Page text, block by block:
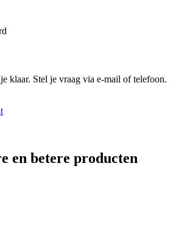
klaar. Stel je vraag via e-mail of telefoon.
en betere producten